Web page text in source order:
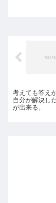
考えても答え
自分が解決し
が出来る。